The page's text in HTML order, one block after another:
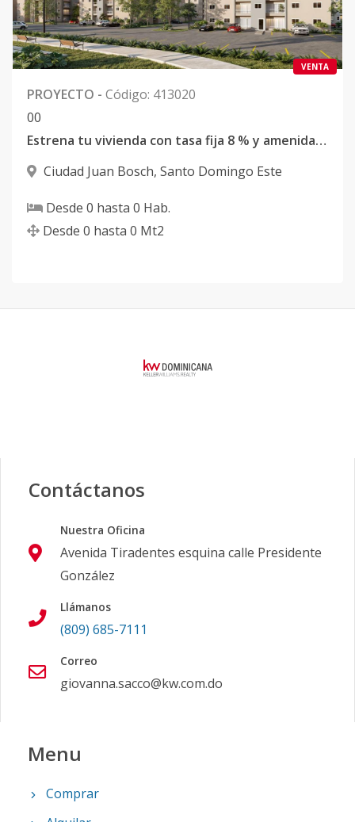
VENTA
PROYECTO - Código: 413020
00
Estrena tu vivienda con tasa fija 8 % y amenidades premium en Santo Domingo Este
Ciudad Juan Bosch, Santo Domingo Este
Desde 0 hasta 0 Hab.
Desde 0 hasta 0 Mt2
Contáctanos
Nuestra Oficina
Avenida Tiradentes esquina calle Presidente
González
Llámanos
(809) 685-7111
Correo
giovanna.sacco@kw.com.do
Menu
Comprar